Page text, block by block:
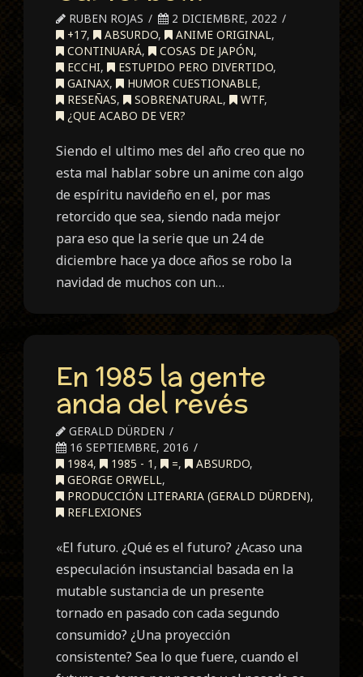
RUBEN ROJAS
2 DICIEMBRE, 2022
+17, ABSURDO, ANIME ORIGINAL,
CONTINUARÁ, COSAS DE JAPÓN,
ECCHI, ESTUPIDO PERO DIVERTIDO,
GAINAX, HUMOR CUESTIONABLE,
RESEÑAS, SOBRENATURAL, WTF,
¿QUE ACABO DE VER?
Siendo el ultimo mes del año creo que no
esta mal hablar sobre un anime con algo
de espíritu navideño en el, por mas
retorcido que sea, siendo nada mejor
para eso que la serie que un 24 de
diciembre hace ya doce años se robo la
navidad de muchos con un…
En 1985 la gente
anda del revés
GERALD DÜRDEN
16 SEPTIEMBRE, 2016
1984, 1985 - 1 , =, ABSURDO,
GEORGE ORWELL,
PRODUCCIÓN LITERARIA (GERALD DÜRDEN),
REFLEXIONES
«El futuro. ¿Qué es el futuro? ¿Acaso una
especulación insustancial basada en la
mutable sustancia de un presente
tornado en pasado con cada segundo
consumido? ¿Una proyección
consistente? Sea lo que fuere, cuando el